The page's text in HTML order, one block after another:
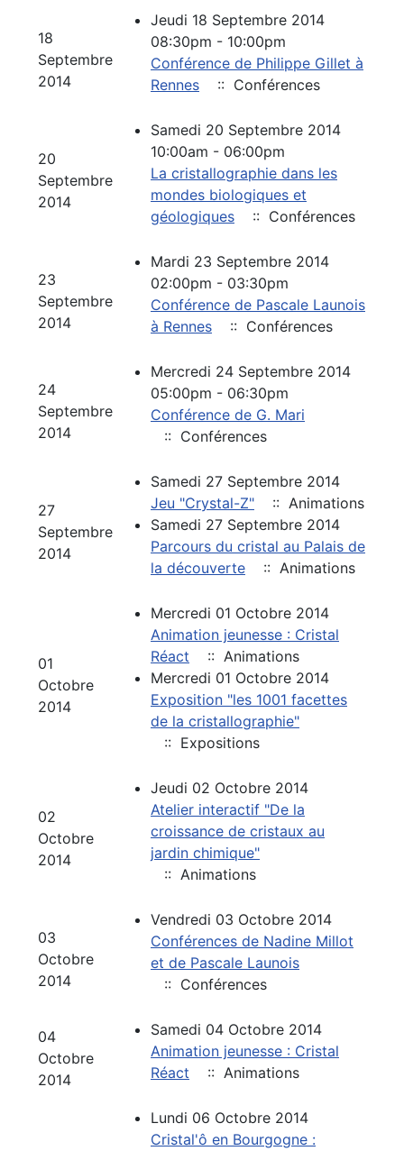
18
Septembre
2014
Jeudi 18 Septembre 2014
08:30pm - 10:00pm
Conférence de Philippe Gillet à
Rennes
:: Conférences
20
Septembre
2014
Samedi 20 Septembre 2014
10:00am - 06:00pm
La cristallographie dans les
mondes biologiques et
géologiques
:: Conférences
23
Septembre
2014
Mardi 23 Septembre 2014
02:00pm - 03:30pm
Conférence de Pascale Launois
à Rennes
:: Conférences
24
Septembre
2014
Mercredi 24 Septembre 2014
05:00pm - 06:30pm
Conférence de G. Mari
:: Conférences
27
Septembre
2014
Samedi 27 Septembre 2014
Jeu "Crystal-Z"
:: Animations
Samedi 27 Septembre 2014
Parcours du cristal au Palais de
la découverte
:: Animations
01
Octobre
2014
Mercredi 01 Octobre 2014
Animation jeunesse : Cristal
Réact
:: Animations
Mercredi 01 Octobre 2014
Exposition "les 1001 facettes
de la cristallographie"
:: Expositions
02
Octobre
2014
Jeudi 02 Octobre 2014
Atelier interactif "De la
croissance de cristaux au
jardin chimique"
:: Animations
03
Octobre
2014
Vendredi 03 Octobre 2014
Conférences de Nadine Millot
et de Pascale Launois
:: Conférences
04
Octobre
2014
Samedi 04 Octobre 2014
Animation jeunesse : Cristal
Réact
:: Animations
Lundi 06 Octobre 2014
Cristal'ô en Bourgogne :